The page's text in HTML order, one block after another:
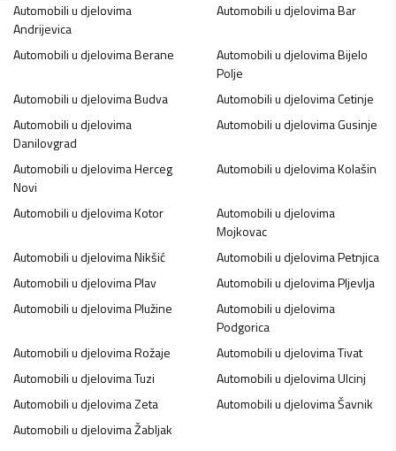
Automobili u djelovima
Andrijevica
Automobili u djelovimaBar
Automobili u djelovimaBerane Automobili u djelovimaBijelo
Polje
Automobili u djelovimaBudva Automobili u djelovimaCetinje
Automobili u djelovima
Danilovgrad
Automobili u djelovimaGusinje
Automobili u djelovimaHerceg
Novi
Automobili u djelovimaKolašin
Automobili u djelovimaKotor
Automobili u djelovima
Mojkovac
Automobili u djelovimaNikšić Automobili u djelovimaPetnjica
Automobili u djelovimaPlav Automobili u djelovimaPljevlja
Automobili u djelovimaPlužine
Automobili u djelovima
Podgorica
Automobili u djelovimaRožaje Automobili u djelovimaTivat
Automobili u djelovimaTuzi Automobili u djelovimaUlcinj
Automobili u djelovimaZeta Automobili u djelovimaŠavnik
Automobili u djelovimaŽabljak